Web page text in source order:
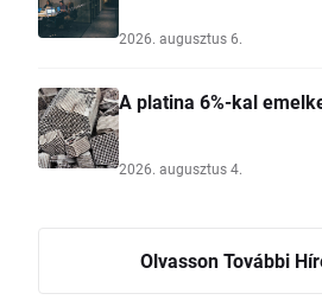
2026. augusztus 6.
A platina 6%-kal
2026. augusztus 4.
Olvasson További